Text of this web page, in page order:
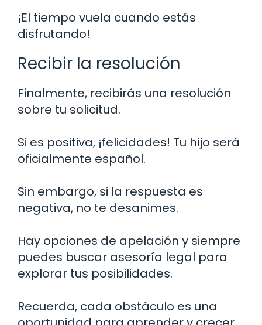
¡El tiempo vuela cuando estás
disfrutando!
Recibir la resolución
Finalmente, recibirás una resolución
sobre tu solicitud.
Si es positiva, ¡felicidades! Tu hijo será
oficialmente español.
Sin embargo, si la respuesta es
negativa, no te desanimes.
Hay opciones de apelación y siempre
puedes buscar asesoría legal para
explorar tus posibilidades.
Recuerda, cada obstáculo es una